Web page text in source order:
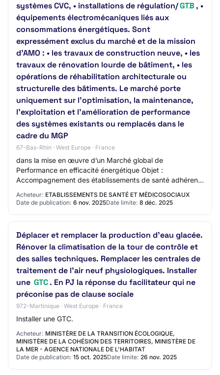
systèmes CVC, • installations de régulation/GTB , •
équipements électromécaniques liés aux
consommations énergétiques. Sont
expressément exclus du marché et de la mission
d’AMO : • les travaux de construction neuve, • les
travaux de rénovation lourde de bâtiment, • les
opérations de réhabilitation architecturale ou
structurelle des bâtiments. Le marché porte
uniquement sur l’optimisation, la maintenance,
l’exploitation et l’amélioration de performance
des systèmes existants ou remplacés dans le
cadre du MGP
67-Bas-Rhin · West Europe · France
dans la mise en œuvre d’un Marché global de
Performance en efficacité énergétique Objet :
Accompagnement des établissements de santé adhérents
du GCS UniHA dans la mise en œuvre d’un Marché global
de…
Acheteur: ETABLISSEMENTS DE SANTÉ ET MÉDICOSOCIAUX
Date de publication: 6 nov. 2025Date limite: 8 déc. 2025
Déplacer et remplacer la production d'eau glacée.
Rénover la climatisation de la tour de contrôle et
des salles techniques. Remplacer les centrales de
traitement de l'air neuf physiologiques. Installer
une GTC. En PJ la réponse du facilitateur qui ne
préconise pas de clause sociale
972-Martinique · West Europe · France
Installer une GTC.
Acheteur: MINISTÈRE DE LA TRANSITION ÉCOLOGIQUE,
MINISTÈRE DE LA COHÉSION DES TERRITOIRES, MINISTÈRE DE
LA MER - AGENCE NATIONALE DE L'HABITAT
Date de publication: 15 oct. 2025Date limite: 26 nov. 2025